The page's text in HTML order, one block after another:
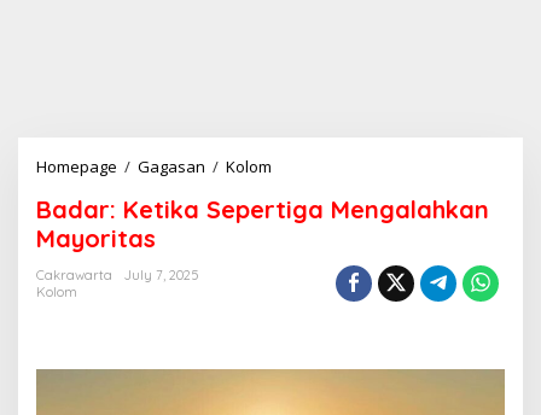
Homepage / Gagasan / Kolom
d
Badar: Ketika Sepertiga Mengalahkan
Mayoritas
Cakrawarta
July 7, 2025
Kolom